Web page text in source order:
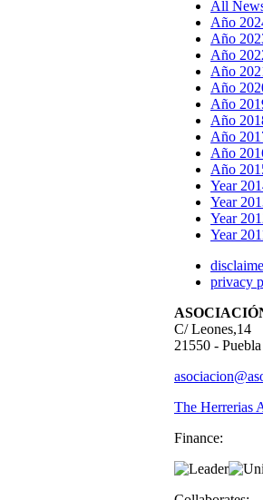
All
Año
Año
Año
Año
Año
Año
Año
Año
Año
Año
Year
Year
Year
Year
privacy
C/ Leones,14
21550 -
The Herrerias
Finance: